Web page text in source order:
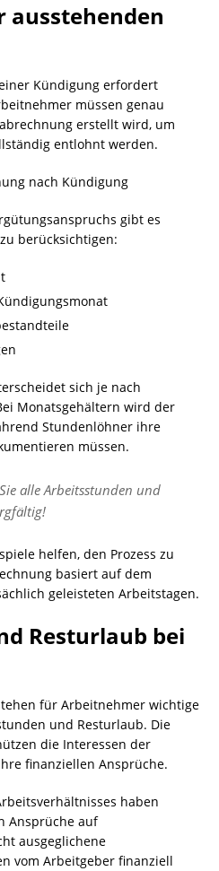
ausstehenden
Kündigung erfordert
müssen genau
erstellt wird, um
entlohnt werden.
gibt es
berücksichtigen:
sich je nach
Monatsgehältern wird der
Stundenlöhner ihre
müssen.
alle Arbeitsstunden und
helfen, den Prozess zu
basiert auf dem
geleisteten Arbeitstagen.
Resturlaub bei
für Arbeitnehmer wichtige
und Resturlaub. Die
die Interessen der
finanziellen Ansprüche.
haben
Ansprüche auf
ausgeglichene
vom Arbeitgeber finanziell